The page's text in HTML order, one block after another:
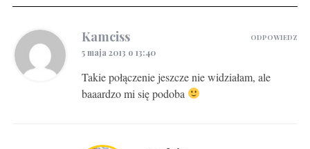
Gravlax w ginie
Kamciss
5 maja 2013 o 13:40
Takie połączenie jeszcze nie widziałam, ale
baaardzo mi się podoba
ODPOWIEDZ